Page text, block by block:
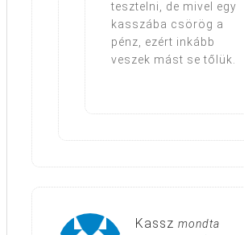
tesztelni, de mivel egy
kasszába csörög a
pénz, ezért inkább
veszek mást se tőlük.
Kassz mondta